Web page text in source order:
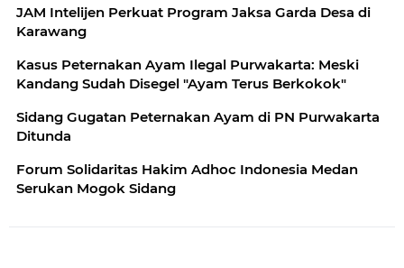
JAM Intelijen Perkuat Program Jaksa Garda Desa di
Karawang
Kasus Peternakan Ayam Ilegal Purwakarta: Meski
Kandang Sudah Disegel "Ayam Terus Berkokok"
Sidang Gugatan Peternakan Ayam di PN Purwakarta
Ditunda
Forum Solidaritas Hakim Adhoc Indonesia Medan
Serukan Mogok Sidang